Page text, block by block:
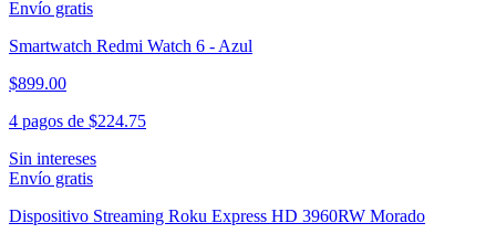
Envío gratis
Smartwatch Redmi Watch 6 - Azul
$899.00
4 pagos de $224.75
Sin intereses
Envío gratis
Dispositivo Streaming Roku Express HD 3960RW Morado